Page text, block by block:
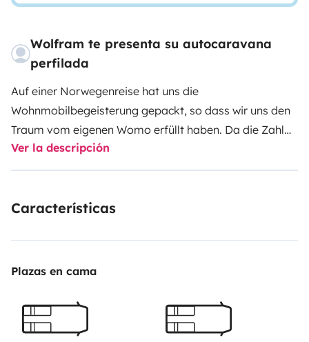
Wolfram te presenta su autocaravana
perfilada
Auf einer Norwegenreise hat uns die
Wohnmobilbegeisterung gepackt, so dass wir uns den
Traum vom eigenen Womo erfüllt haben. Da die Zahl
der Urlaubstage begrenzt ist, möchten wir die
Begeisterung teilen. Das Wohnmobil ist Baujahr 2017
Teilintegrierter mit Einzelbetten hinten und Hubbett
für den Aufbau, die für die Klimatisierung im Stand
es natürlich auch. Ein 20 ' TV mit DVD-Player ist
vorhanden. Fernsehempfang erfolgt über Kabel,
Ver la descripción
Características
Plazas en cama